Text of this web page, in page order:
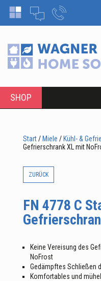
SHOP
Start/ Miele / Kühl- &
Gefrierschrank XL mit
ZURÜCK
FN 4778 C
Keine Vereisung des
NoFrost
Gedämpftes Schließen
Komfortables und